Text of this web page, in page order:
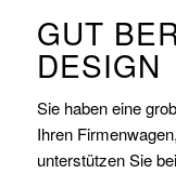
GUT
DESIGN
Sie haben eine
Ihren
unterstützen Sie